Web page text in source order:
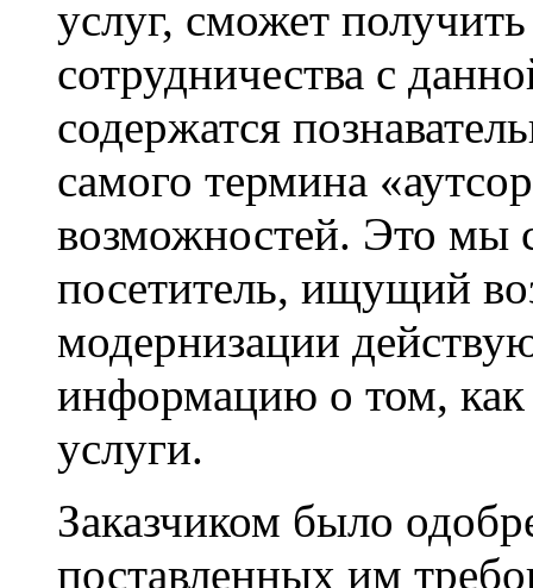
услуг, сможет
сотрудничества с
содержатся
самого термина
возможностей. Это мы
посетитель, ищущий
модернизации
информацию о том,
услуги.
Заказчиком было
поставленных им